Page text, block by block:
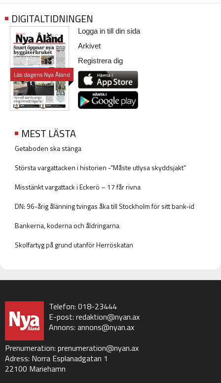
DIGITALTIDNINGEN
Läs dagens Nya Åland
Logga in till din sida
Arkivet
Registrera dig
MEST LÄSTA
Getaboden ska stänga
Största vargattacken i historien -”Måste utlysa skyddsjakt”
Misstänkt vargattack i Eckerö – 17 får rivna
DN: 96-årig ålänning tvingas åka till Stockholm för sitt bank-id
Bankerna, koderna och åldringarna
Skolfartyg på grund utanför Herröskatan
Telefon: 018-23444
E-post: redaktion@nyan.ax
Annons: annons@nyan.ax
Prenumeration: prenumeration@nyan.ax
Adress: Norra Esplanadgatan 1
22100 Mariehamn